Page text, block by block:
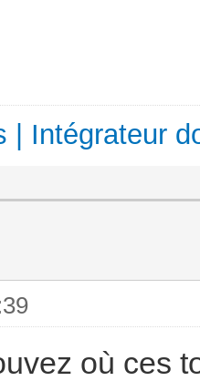
| Intégrateur
où ces